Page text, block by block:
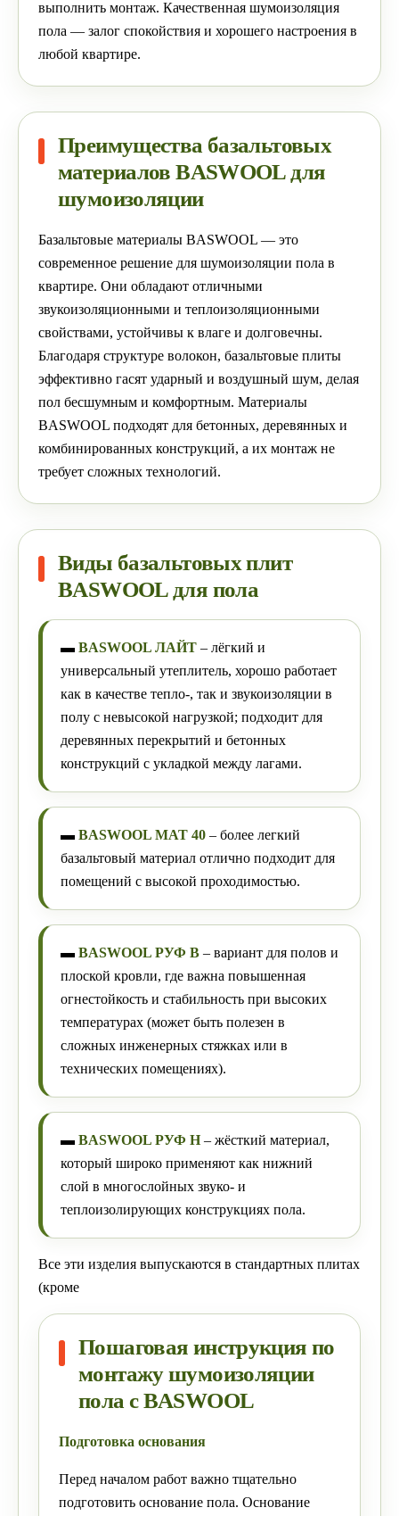
выполнить монтаж. Качественная шумоизоляция
пола — залог спокойствия и хорошего настроения в
любой квартире.
Преимущества базальтовых
материалов BASWOOL для
шумоизоляции
Базальтовые материалы BASWOOL — это
современное решение для шумоизоляции пола в
квартире. Они обладают отличными
звукоизоляционными и теплоизоляционными
свойствами, устойчивы к влаге и долговечны.
Благодаря структуре волокон, базальтовые плиты
эффективно гасят ударный и воздушный шум, делая
пол бесшумным и комфортным. Материалы
BASWOOL подходят для бетонных, деревянных и
комбинированных конструкций, а их монтаж не
требует сложных технологий.
Виды базальтовых плит
BASWOOL для пола
▬ BASWOOL ЛАЙТ – лёгкий и
универсальный утеплитель, хорошо работает
как в качестве тепло-, так и звукоизоляции в
полу с невысокой нагрузкой; подходит для
деревянных перекрытий и бетонных
конструкций с укладкой между лагами.
▬ BASWOOL МАТ 40 – более легкий
базальтовый материал отлично подходит для
помещений с высокой проходимостью.
▬ BASWOOL РУФ В – вариант для полов и
плоской кровли, где важна повышенная
огнестойкость и стабильность при высоких
температурах (может быть полезен в
сложных инженерных стяжках или в
технических помещениях).
▬ BASWOOL РУФ Н– жёсткий материал,
который широко применяют как нижний
слой в многослойных звуко- и
теплоизолирующих конструкциях пола.
Все эти изделия выпускаются в стандартных плитах
(кроме
Пошаговая инструкция по
монтажу шумоизоляции
пола с BASWOOL
Подготовка основания
Перед началом работ важно тщательно
подготовить основание пола. Основание